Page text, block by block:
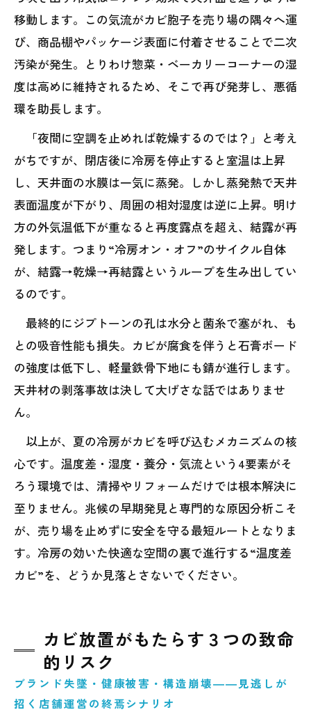
移動します。この気流がカビ胞子を売り場の隅々へ運
び、商品棚やパッケージ表面に付着させることで二次
汚染が発生。とりわけ惣菜・ベーカリーコーナーの湿
度は高めに維持されるため、そこで再び発芽し、悪循
環を助長します。
「夜間に空調を止めれば乾燥するのでは？」と考え
がちですが、閉店後に冷房を停止すると室温は上昇
し、天井面の水膜は一気に蒸発。しかし蒸発熱で天井
表面温度が下がり、周囲の相対湿度は逆に上昇。明け
方の外気温低下が重なると再度露点を超え、結露が再
発します。つまり“冷房オン・オフ”のサイクル自体
が、結露→乾燥→再結露というループを生み出してい
るのです。
最終的にジプトーンの孔は水分と菌糸で塞がれ、も
との吸音性能も損失。カビが腐食を伴うと石膏ボード
の強度は低下し、軽量鉄骨下地にも錆が進行します。
天井材の剥落事故は決して大げさな話ではありませ
ん。
以上が、夏の冷房がカビを呼び込むメカニズムの核
心です。温度差・湿度・養分・気流という4要素がそ
ろう環境では、清掃やリフォームだけでは根本解決に
至りません。兆候の早期発見と専門的な原因分析こそ
が、売り場を止めずに安全を守る最短ルートとなりま
す。冷房の効いた快適な空間の裏で進行する“温度差
カビ”を、どうか見落とさないでください。
カビ放置がもたらす３つの致命
的リスク
ブランド失墜・健康被害・構造崩壊――見逃しが
招く店舗運営の終焉シナリオ